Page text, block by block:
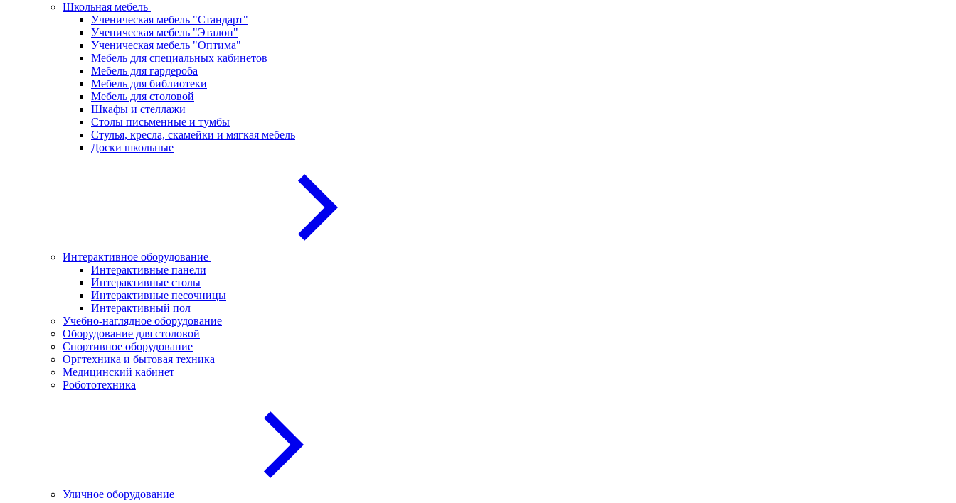
Школьная мебель
Ученическая мебель "Стандарт"
Ученическая мебель "Эталон"
Ученическая мебель "Оптима"
Мебель для специальных кабинетов
Мебель для гардероба
Мебель для библиотеки
Мебель для столовой
Шкафы и стеллажи
Столы письменные и тумбы
Стулья, кресла, скамейки и мягкая мебель
Доски школьные
Интерактивное оборудование
Интерактивные панели
Интерактивные столы
Интерактивные песочницы
Интерактивный пол
Учебно-наглядное оборудование
Оборудование для столовой
Спортивное оборудование
Оргтехника и бытовая техника
Медицинский кабинет
Робототехника
Уличное оборудование